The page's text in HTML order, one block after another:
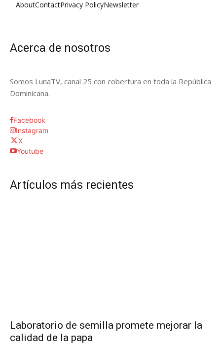
AboutContactPrivacy PolicyNewsletter
Acerca de nosotros
Somos LunaTV, canal 25 con cobertura en toda la República
Dominicana.
Facebook
Instagram
X
Youtube
Artículos más recientes
Laboratorio de semilla promete mejorar la
calidad de la papa